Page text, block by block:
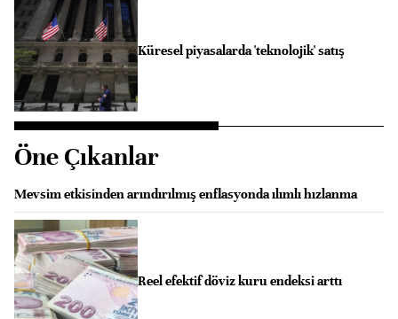
Küresel piyasalarda 'teknolojik' satış
Öne Çıkanlar
Mevsim etkisinden arındırılmış enflasyonda ılımlı hızlanma
Reel efektif döviz kuru endeksi arttı